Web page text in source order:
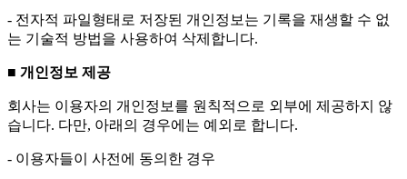
- 전자적 파일형태로 저장된 개인정보는 기록을 재생할 수 없
는 기술적 방법을 사용하여 삭제합니다.
■ 개인정보 제공
회사는 이용자의 개인정보를 원칙적으로 외부에 제공하지 않
습니다. 다만, 아래의 경우에는 예외로 합니다.
- 이용자들이 사전에 동의한 경우